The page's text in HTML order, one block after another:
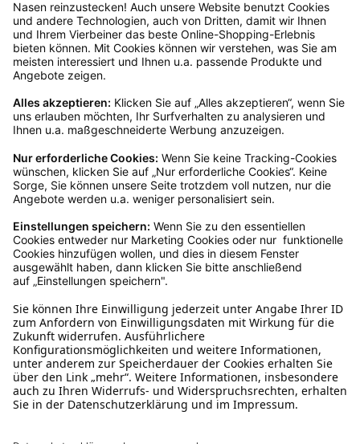
dir in deinem Kundenkonto anfordern. Hast du als
Gast bestellt, schreibe uns eine Email an
verkauf@schecker.de oder rufe zu unseren
Servicezeiten an, dann lassen wir dir ein
Rücksendeetikett zukommen.
Mo – Fr 9 – 17 Uhr, Sa 9 – 13 Uhr
Ruf uns an
Schreibe uns
verkauf@schecker.de
WhatsApp Support